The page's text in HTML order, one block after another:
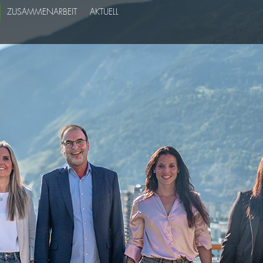
ZUSAMMENARBEIT AKTUELL